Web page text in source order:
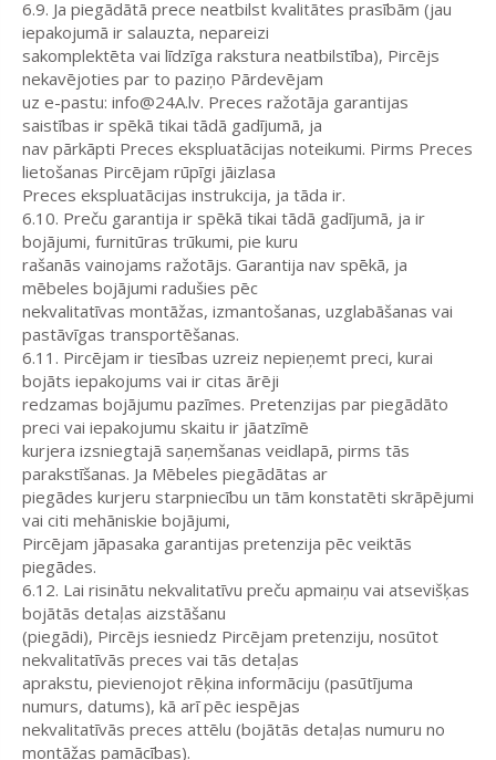
6.9. Ja piegādātā prece neatbilst kvalitātes prasībām (jau
iepakojumā ir salauzta, nepareizi
sakomplektēta vai līdzīga rakstura neatbilstība), Pircējs
nekavējoties par to paziņo Pārdevējam
uz e-pastu: info@24A.lv. Preces ražotāja garantijas
saistības ir spēkā tikai tādā gadījumā, ja
nav pārkāpti Preces ekspluatācijas noteikumi. Pirms Preces
lietošanas Pircējam rūpīgi jāizlasa
Preces ekspluatācijas instrukcija, ja tāda ir.
6.10. Preču garantija ir spēkā tikai tādā gadījumā, ja ir
bojājumi, furnitūras trūkumi, pie kuru
rašanās vainojams ražotājs. Garantija nav spēkā, ja
mēbeles bojājumi radušies pēc
nekvalitatīvas montāžas, izmantošanas, uzglabāšanas vai
pastāvīgas transportēšanas.
6.11. Pircējam ir tiesības uzreiz nepieņemt preci, kurai
bojāts iepakojums vai ir citas ārēji
redzamas bojājumu pazīmes. Pretenzijas par piegādāto
preci vai iepakojumu skaitu ir jāatzīmē
kurjera izsniegtajā saņemšanas veidlapā, pirms tās
parakstīšanas. Ja Mēbeles piegādātas ar
piegādes kurjeru starpniecību un tām konstatēti skrāpējumi
vai citi mehāniskie bojājumi,
Pircējam jāpasaka garantijas pretenzija pēc veiktās
piegādes.
6.12. Lai risinātu nekvalitatīvu preču apmaiņu vai atsevišķas
bojātās detaļas aizstāšanu
(piegādi), Pircējs iesniedz Pircējam pretenziju, nosūtot
nekvalitatīvās preces vai tās detaļas
aprakstu, pievienojot rēķina informāciju (pasūtījuma
numurs, datums), kā arī pēc iespējas
nekvalitatīvās preces attēlu (bojātās detaļas numuru no
montāžas pamācības).